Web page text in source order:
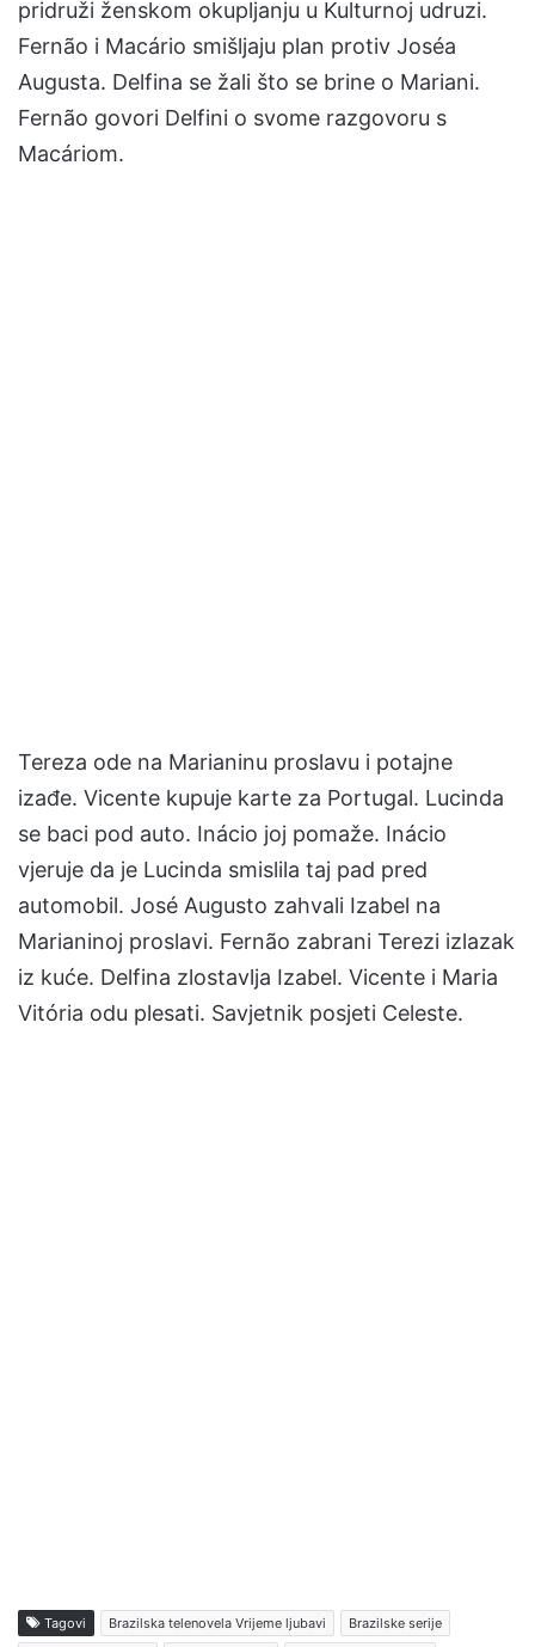
pridruži ženskom okupljanju u Kulturnoj udruzi.
Fernão i Macário smišljaju plan protiv Joséa
Augusta. Delfina se žali što se brine o Mariani.
Fernão govori Delfini o svome razgovoru s
Macáriom.
Tereza ode na Marianinu proslavu i potajne
izađe. Vicente kupuje karte za Portugal. Lucinda
se baci pod auto. Inácio joj pomaže. Inácio
vjeruje da je Lucinda smislila taj pad pred
automobil. José Augusto zahvali Izabel na
Marianinoj proslavi. Fernão zabrani Terezi izlazak
iz kuće. Delfina zlostavlja Izabel. Vicente i Maria
Vitória odu plesati. Savjetnik posjeti Celeste.
Tagovi Brazilska telenovela Vrijeme ljubavi Brazilske serije